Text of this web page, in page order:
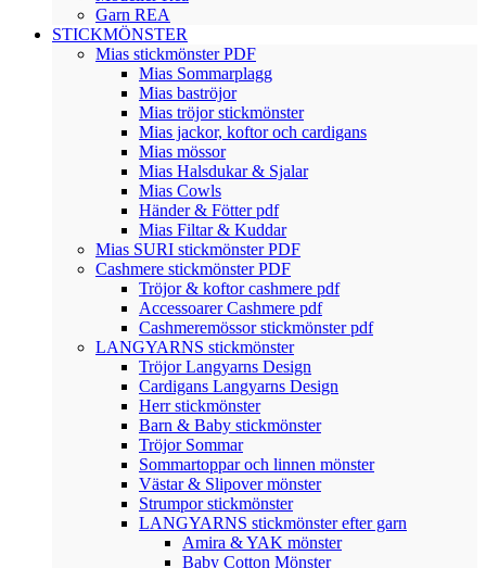
Garn REA
STICKMÖNSTER
Mias stickmönster PDF
Mias Sommarplagg
Mias baströjor
Mias tröjor stickmönster
Mias jackor, koftor och cardigans
Mias mössor
Mias Halsdukar & Sjalar
Mias Cowls
Händer & Fötter pdf
Mias Filtar & Kuddar
Mias SURI stickmönster PDF
Cashmere stickmönster PDF
Tröjor & koftor cashmere pdf
Accessoarer Cashmere pdf
Cashmeremössor stickmönster pdf
LANGYARNS stickmönster
Tröjor Langyarns Design
Cardigans Langyarns Design
Herr stickmönster
Barn & Baby stickmönster
Tröjor Sommar
Sommartoppar och linnen mönster
Västar & Slipover mönster
Strumpor stickmönster
LANGYARNS stickmönster efter garn
Amira & YAK mönster
Baby Cotton Mönster